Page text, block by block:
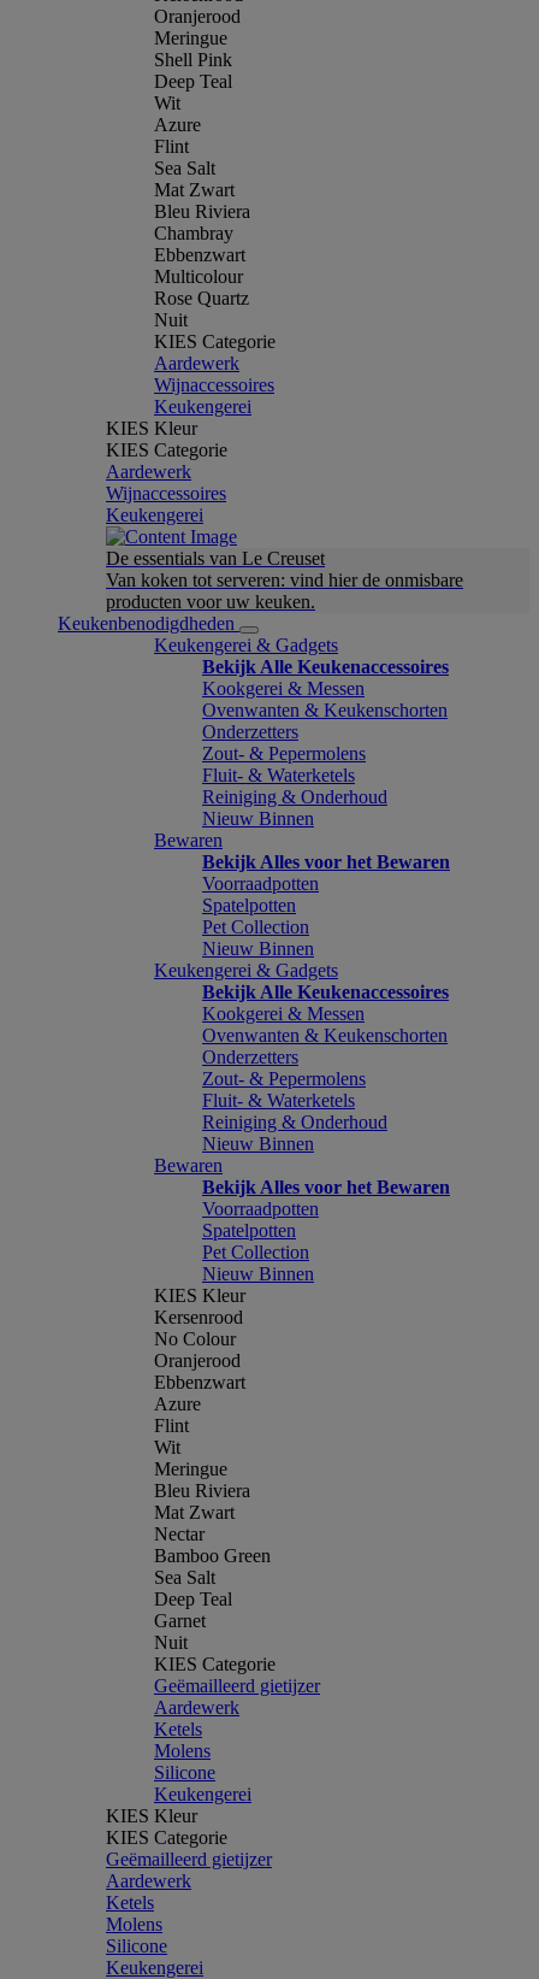
Oranjerood
Meringue
Shell Pink
Deep Teal
Wit
Azure
Flint
Sea Salt
Mat Zwart
Bleu Riviera
Chambray
Ebbenzwart
Multicolour
Rose Quartz
Nuit
KIES Categorie
Aardewerk
Wijnaccessoires
Keukengerei
KIES Kleur
KIES Categorie
Aardewerk
Wijnaccessoires
Keukengerei
De essentials van Le Creuset
Van koken tot serveren: vind hier de onmisbare
producten voor uw keuken.
Keukenbenodigdheden
Keukengerei & Gadgets
Bekijk Alle Keukenaccessoires
Kookgerei & Messen
Ovenwanten & Keukenschorten
Onderzetters
Zout- & Pepermolens
Fluit- & Waterketels
Reiniging & Onderhoud
Nieuw Binnen
Bewaren
Bekijk Alles voor het Bewaren
Voorraadpotten
Spatelpotten
Pet Collection
Nieuw Binnen
Keukengerei & Gadgets
Bekijk Alle Keukenaccessoires
Kookgerei & Messen
Ovenwanten & Keukenschorten
Onderzetters
Zout- & Pepermolens
Fluit- & Waterketels
Reiniging & Onderhoud
Nieuw Binnen
Bewaren
Bekijk Alles voor het Bewaren
Voorraadpotten
Spatelpotten
Pet Collection
Nieuw Binnen
KIES Kleur
Kersenrood
No Colour
Oranjerood
Ebbenzwart
Azure
Flint
Wit
Meringue
Bleu Riviera
Mat Zwart
Nectar
Bamboo Green
Sea Salt
Deep Teal
Garnet
Nuit
KIES Categorie
Geëmailleerd gietijzer
Aardewerk
Ketels
Molens
Silicone
Keukengerei
KIES Kleur
KIES Categorie
Geëmailleerd gietijzer
Aardewerk
Ketels
Molens
Silicone
Keukengerei